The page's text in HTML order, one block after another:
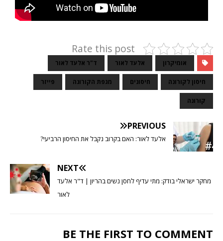
Rate this post
אומיקרון אלעד לאור ד"ר אלעד לאור
חיסון לקורונה חיסונים מגפת הקורונה פייזר
קורונה
PREVIOUS
אלעד לאור: האם בקרוב נקבל את החיסון הרביעי?
NEXT
מחקר ישראלי בודק: מתי עדיף לחסן נשים בהריון | ד"ר אלעד
לאור
BE THE FIRST TO COMMENT